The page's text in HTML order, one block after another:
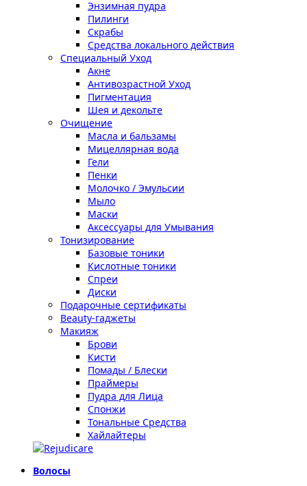
Энзимная пудра
Пилинги
Скрабы
Средства локального действия
Специальный Уход
Акне
Антивозрастной Уход
Пигментация
Шея и декольте
Очищение
Масла и бальзамы
Мицеллярная вода
Гели
Пенки
Молочко / Эмульсии
Мыло
Маски
Аксессуары для Умывания
Тонизирование
Базовые тоники
Кислотные тоники
Спреи
Диски
Подарочные сертификаты
Beauty-гаджеты
Макияж
Брови
Кисти
Помады / Блески
Праймеры
Пудра для Лица
Спонжи
Тональные Средства
Хайлайтеры
Волосы